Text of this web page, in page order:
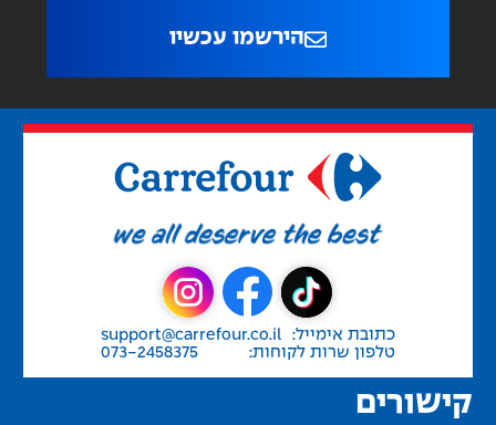
הירשמו עכשיו
כתובת אימייל:
support@carrefour.co.il
טלפון שרות לקוחות:
073-2458375
קישורים